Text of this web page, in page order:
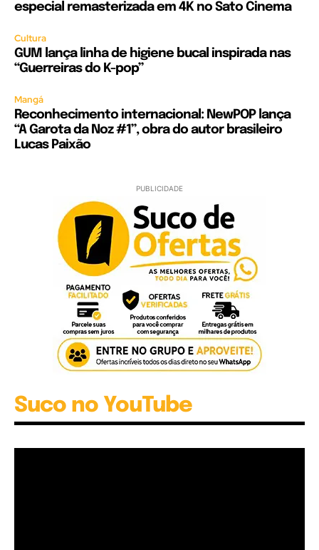
especial remasterizada em 4K no Sato Cinema
Cultura
GUM lança linha de higiene bucal inspirada nas
“Guerreiras do K-pop”
Mangá
Reconhecimento internacional: NewPOP lança
“A Garota da Noz #1”, obra do autor brasileiro
Lucas Paixão
PUBLICIDADE
Suco no YouTube